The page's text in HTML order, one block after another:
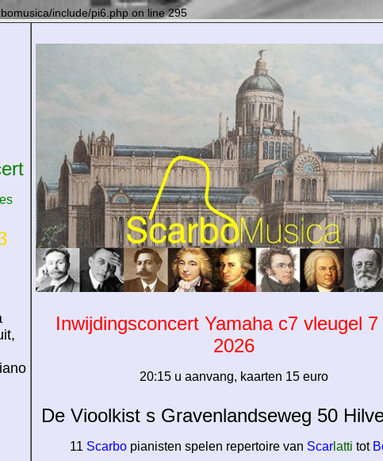
include/pi6.php on line 295
Inwijdingsconcert Yamaha c7 vleugel 7
2026
20:15 u aanvang, kaarten 15 euro
De Vioolkist s Gravenlandseweg 50
11 Scarbopianisten spelen repertoire van Scarlatti tot